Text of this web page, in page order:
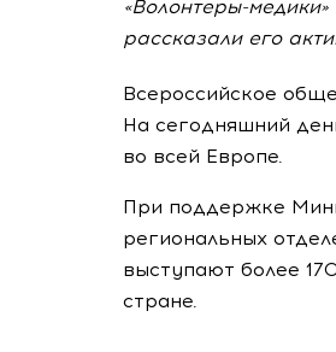
«Волонтеры-
рассказали его
Всероссийское
На сегодняшний
во всей Европе.
При поддержке
региональных
выступают более
стране.